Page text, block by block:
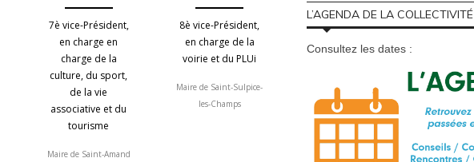
7è vice-Président,
en charge en
charge de la
culture, du sport,
de la vie
associative et du
tourisme
Maire de Saint-Amand
8è vice-Président,
en charge de la
voirie et du PLUi
Maire de Saint-Sulpice-
les-Champs
L’AGENDA DE LA COLLECTIVITÉ
Consultez les dates :